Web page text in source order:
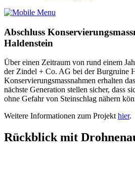
Abschluss
Haldenstein
Über einen Zeitraum von rund einem
der Zindel + Co. AG bei der Burgruine
Konservierungsmassnahmen erhalten
nächste Generation stellen sicher, dass
ohne Gefahr von Steinschlag nähern
Weitere Informationen zum Projekthier.
Rückblick mit